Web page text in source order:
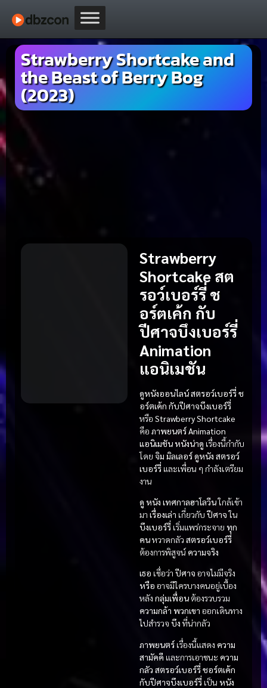
Strawberry Shortcake and
the Beast of Berry Bog
(2023)
Strawberry
Shortcake สต
รอว์เบอร์รี่ ช
อร์ตเค้ก กับ
ปีศาจบึงเบอร์รี่
Animation
แอนิเมชัน
ดูหนังออนไลน์ สตรอว์เบอร์รี่ ช
อร์ตเค้ก กับปีศาจบึงเบอร์รี่
หรือ Strawberry Shortcake
คือ ภาพยนตร์Animation
แอนิเมชันหนังน่าดู เรื่องนี้กำกับ
โดย จิม มิลเลอร์ดูหนัง สตรอว์
เบอร์รี่ และเพื่อน ๆ กำลังเตรียม
งาน
ดู หนัง เทศกาลฮาโลวีนใกล้เข้า
มา เรื่องเล่า เกี่ยวกับ ปีศาจใน
บึงเบอร์รี่ เริ่มแพร่กระจาย ทุก
คนหวาดกลัว สตรอว์เบอร์รี่
ต้องการพิสูจน์ความจริง
เธอ เชื่อว่า ปีศาจ อาจไม่มีจริง
หรือ อาจมีใครบางคนอยู่เบื้อง
หลัง กลุ่มเพื่อน ต้องรวบรวม
ความกล้า พวกเขา ออกเดินทาง
ไปสำรวจ บึง ที่น่ากลัว
ภาพยนตร์เรื่องนี้แสดง ความ
สามัคคี และการเอาชนะ ความ
กลัว สตรอว์เบอร์รี่ ชอร์ตเค้ก
กับปีศาจบึงเบอร์รี่ เป็น หนัง